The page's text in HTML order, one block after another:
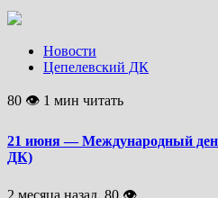
Новости
Цепелевский ДК
80 👁 1 мин читать
21 июня — Международный
ДК)